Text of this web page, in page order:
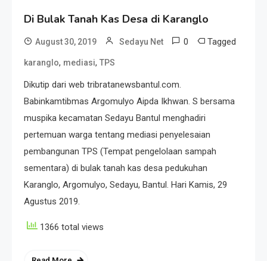
Di Bulak Tanah Kas Desa di Karanglo
August 30, 2019 Sedayu Net 0 Tagged
karanglo, mediasi, TPS
Dikutip dari web tribratanewsbantul.com.
Babinkamtibmas Argomulyo Aipda Ikhwan. S bersama
muspika kecamatan Sedayu Bantul menghadiri
pertemuan warga tentang mediasi penyelesaian
pembangunan TPS (Tempat pengelolaan sampah
sementara) di bulak tanah kas desa pedukuhan
Karanglo, Argomulyo, Sedayu, Bantul. Hari Kamis, 29
Agustus 2019.
1366 total views